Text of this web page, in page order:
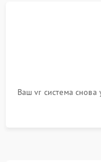
Ваш vr система снова